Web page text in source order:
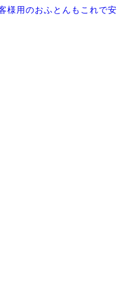
様用のおふとんもこれで安